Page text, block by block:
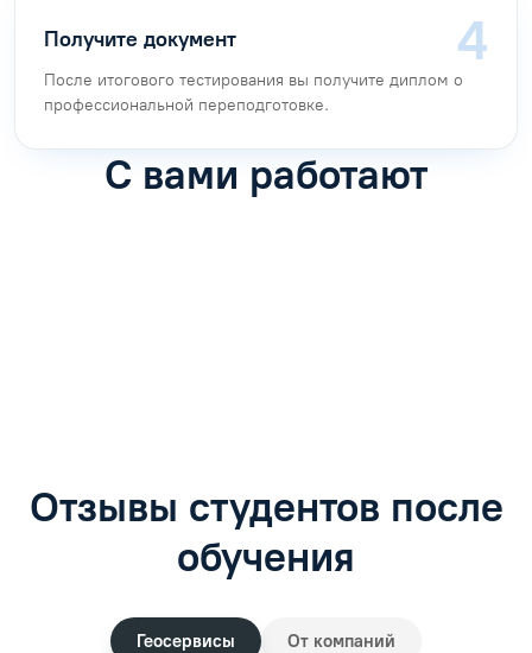
Получите документ
После итогового тестирования вы получите диплом о
профессиональной переподготовке.
С вами работают
Отзывы студентов после
обучения
Геосервисы От компаний